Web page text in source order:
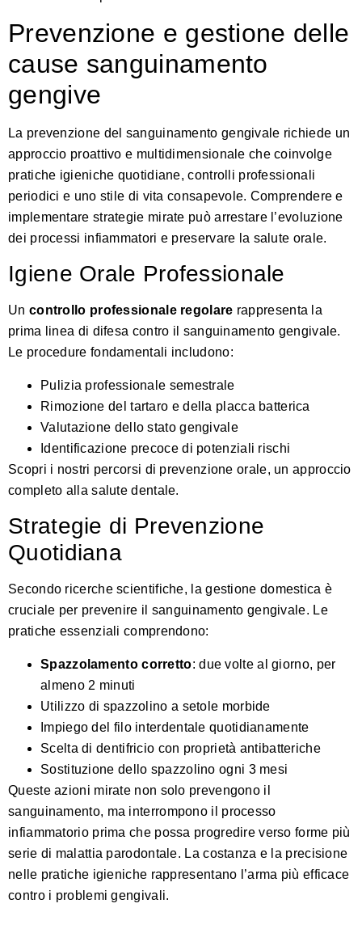
Prevenzione e gestione delle
cause sanguinamento
gengive
La prevenzione del sanguinamento gengivale richiede un
approccio proattivo e multidimensionale che coinvolge
pratiche igieniche quotidiane, controlli professionali
periodici e uno stile di vita consapevole. Comprendere e
implementare strategie mirate può arrestare l’evoluzione
dei processi infiammatori e preservare la salute orale.
Igiene Orale Professionale
Un controllo professionale regolare rappresenta la
prima linea di difesa contro il sanguinamento gengivale.
Le procedure fondamentali includono:
Pulizia professionale semestrale
Rimozione del tartaro e della placca batterica
Valutazione dello stato gengivale
Identificazione precoce di potenziali rischi
Scopri i nostri percorsi di prevenzione orale, un approccio
completo alla salute dentale.
Strategie di Prevenzione
Quotidiana
Secondo ricerche scientifiche, la gestione domestica è
cruciale per prevenire il sanguinamento gengivale. Le
pratiche essenziali comprendono:
Spazzolamento corretto: due volte al giorno, per
almeno 2 minuti
Utilizzo di spazzolino a setole morbide
Impiego del filo interdentale quotidianamente
Scelta di dentifricio con proprietà antibatteriche
Sostituzione dello spazzolino ogni 3 mesi
Queste azioni mirate non solo prevengono il
sanguinamento, ma interrompono il processo
infiammatorio prima che possa progredire verso forme più
serie di malattia parodontale. La costanza e la precisione
nelle pratiche igieniche rappresentano l’arma più efficace
contro i problemi gengivali.